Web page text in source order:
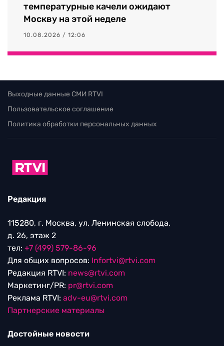
температурные качели ожидают
Москву на этой неделе
10.08.2026 / 12:06
Выходные данные СМИ RTVI
Пользовательское соглашение
Политика обработки персональных данных
Редакция
115280, г. Москва, ул. Ленинская слобода,
д. 26, этаж 2
тел: +7 (499) 579-86-96
Для общих вопросов: Infortvi@rtvi.com
Редакция RTVI: news@rtvi.com
Маркетинг/PR: pr@rtvi.com
Реклама RTVI: adv-eu@rtvi.com
Партнерские материалы
Достойные новости